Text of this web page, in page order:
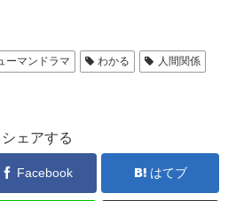
ーマンドラマ わかる
人間関係
シェアする
Facebook はてブ